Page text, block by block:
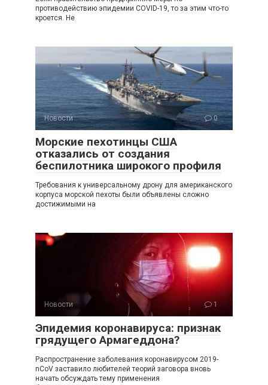
противодействию эпидемии COVID-19, то за этим что-то
кроется. Не
Новости 0
Морские пехотинцы США
отказались от создания
беспилотника широкого профиля
Требования к универсальному дрону для американского
корпуса морской пехоты были объявлены сложно
достижимыми на
Новости 1
Эпидемия коронавируса: признак
грядущего Армагеддона?
Распространение заболевания коронавирусом 2019-
nCoV заставило любителей теорий заговора вновь
начать обсуждать тему применения